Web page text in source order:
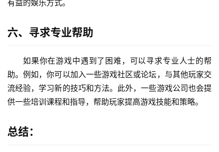
有益的娱乐方式。
六、寻求专业帮助
如果你在游戏中遇到了困难，可以寻求专业人士的帮
助。例如，你可以加入一些游戏社区或论坛，与其他玩家交
流经验，学习新的技巧和方法。此外，一些游戏公司也会提
供一些培训课程和指导，帮助玩家提高游戏技能和策略。
总结：